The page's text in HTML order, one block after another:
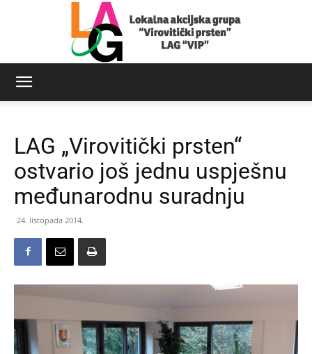
Virovitički
LAG „Virovitički prsten“
ostvario još jednu uspješnu
međunarodnu suradnju
24. listopada 2014.